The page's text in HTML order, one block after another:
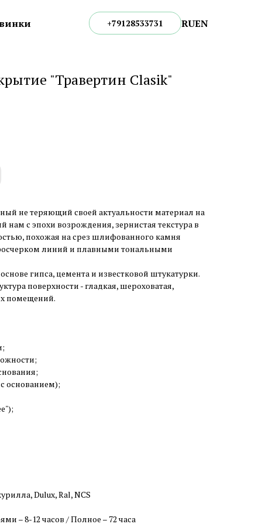
+79128533731 RUEN
"Травертин Clasik"
не теряющий своей актуальности материал на
нам с эпохи возрождения, зернистая текстура в
похожая на срез шлифованного камня
линий и плавными тональными
гипса, цемента и известковой штукатурки.
поверхности - гладкая, шероховатая,
помещений.
основанием);
Dulux, Ral, NCS
– 8-12 часов / Полное – 72 часа